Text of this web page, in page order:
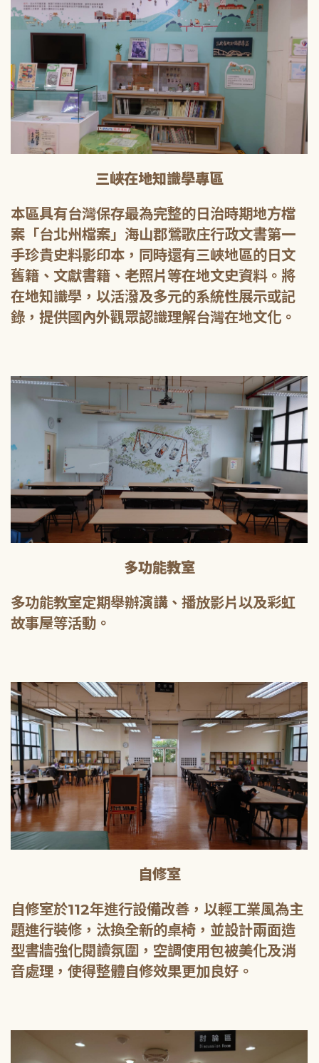
三峽在地知識學專區
本區具有台灣保存最為完整的日治時期地方檔
案「台北州檔案」海山郡鶯歌庄行政文書第一
手珍貴史料影印本，同時還有三峽地區的日文
舊籍、文獻書籍、老照片等在地文史資料。將
在地知識學，以活潑及多元的系統性展示或記
錄，提供國內外觀眾認識理解台灣在地文化。
多功能教室
多功能教室定期舉辦演講、播放影片以及彩虹
故事屋等活動。
自修室
自修室於112年進行設備改善，以輕工業風為主
題進行裝修，汰換全新的桌椅，並設計兩面造
型書牆強化閱讀氛圍，空調使用包被美化及消
音處理，使得整體自修效果更加良好。